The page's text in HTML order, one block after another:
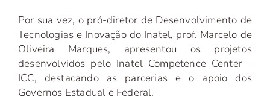
Por sua vez, o pró-diretor de Desenvolvimento de
Tecnologias e Inovação do Inatel, prof. Marcelo de
Oliveira Marques, apresentou os projetos
desenvolvidos pelo Inatel Competence Center -
ICC, destacando as parcerias e o apoio dos
Governos Estadual e Federal.